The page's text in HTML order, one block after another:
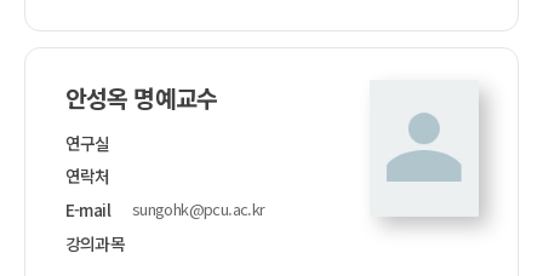
안성옥 명예교수
연구실
연락처
E-mail
sungohk@pcu.ac.kr
강의과목